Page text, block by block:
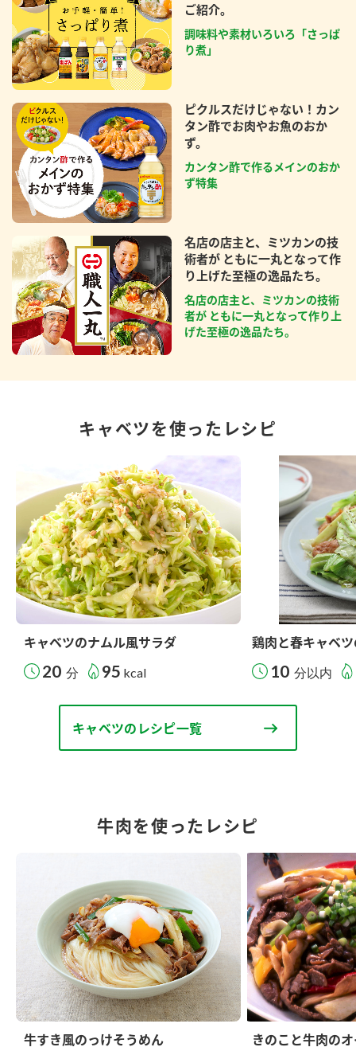
ご紹介。
調味料や素材いろいろ「さっぱ
り煮」
ピクルスだけじゃない！カン
タン酢でお肉やお魚のおか
ず。
カンタン酢で作るメインのおか
ず特集
名店の店主と、ミツカンの技
術者が ともに一丸となって作
り上げた至極の逸品たち。
名店の店主と、ミツカンの技術
者が ともに一丸となって作り上
げた至極の逸品たち。
キャベツを使ったレシピ
キャベツのナムル風サラダ
20 分 95 kcal
鶏肉と春キャベ
10 分以内
キャベツのレシピ一覧
牛肉を使ったレシピ
牛すき風のっけそうめん きのこと牛肉の